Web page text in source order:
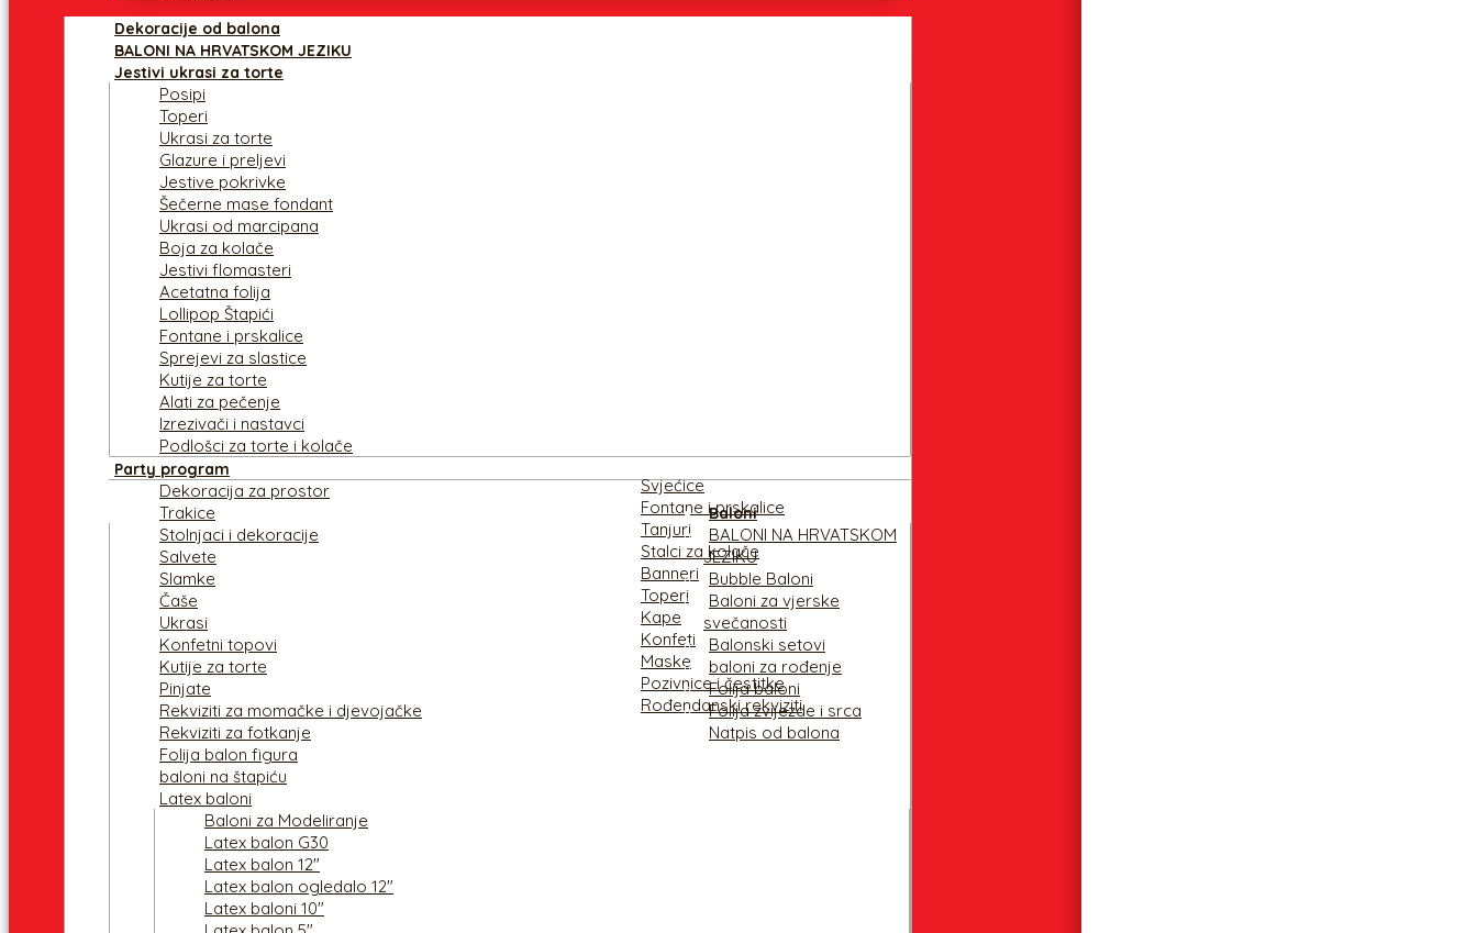
Dekoracije od balona
BALONI NA HRVATSKOM JEZIKU
Jestivi ukrasi za torte
Posipi
Toperi
Ukrasi za torte
Glazure i preljevi
Jestive pokrivke
Šečerne mase fondant
Ukrasi od marcipana
Boja za kolače
Jestivi flomasteri
Acetatna folija
Lollipop Štapići
Fontane i prskalice
Sprejevi za slastice
Kutije za torte
Alati za pečenje
Izrezivači i nastavci
Podlošci za torte i kolače
Party program
Dekoracija za prostor
Svjećice
Trakice
Fontane i prskalice
Stolnjaci i dekoracije
Tanjuri
Salvete
Stalci za kolače
Slamke
Banneri
Čaše
Toperi
Ukrasi
Kape
Konfetni topovi
Konfeti
Kutije za torte
Maske
Pinjate
Pozivnice i čestitke
Rekviziti za momačke i djevojačke
Rođendanski rekviziti
Rekviziti za fotkanje
Baloni
BALONI NA HRVATSKOM
JEZIKU
Bubble Baloni
Baloni za vjerske
svečanosti
Balonski setovi
baloni za rođenje
Folija baloni
Folija zvijezde i srca
Natpis od balona
Folija balon figura
baloni na štapiću
Latex baloni
Baloni za Modeliranje
Latex balon G30
Latex balon 12″
Latex balon ogledalo 12″
Latex baloni 10″